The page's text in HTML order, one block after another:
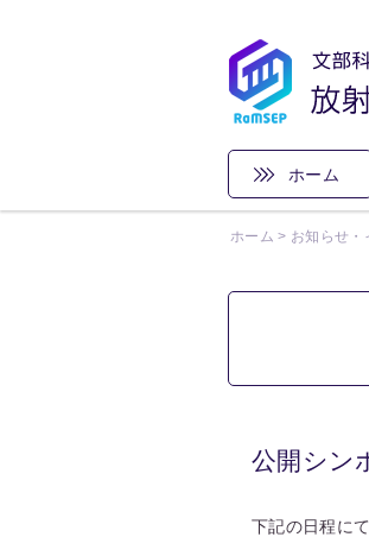
ホーム
ホーム > お知らせ・
公開シン
下記の日程に